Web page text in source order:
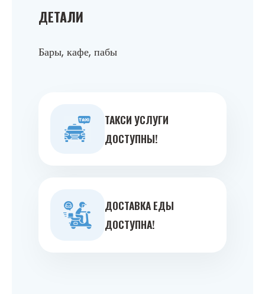
ДЕТАЛИ
Бары, кафе, пабы
ТАКСИ УСЛУГИ
ДОСТУПНЫ!
ДОСТАВКА ЕДЫ
ДОСТУПНА!